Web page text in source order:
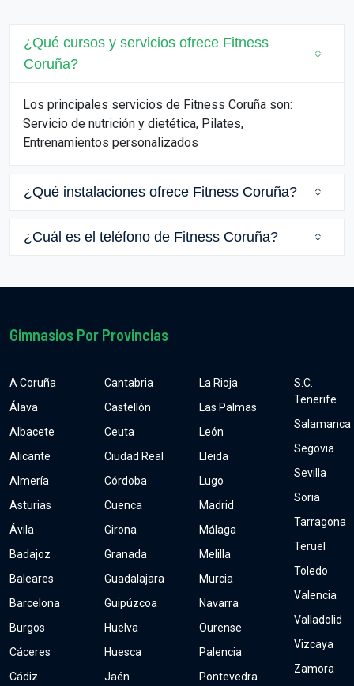
¿Qué cursos y servicios ofrece Fitness
Coruña?
Los principales servicios de Fitness Coruña son:
Servicio de nutrición y dietética, Pilates,
Entrenamientos personalizados
¿Qué instalaciones ofrece Fitness Coruña?
¿Cuál es el teléfono de Fitness Coruña?
Gimnasios Por Provincias
A Coruña
Álava
Albacete
Alicante
Almería
Asturias
Ávila
Badajoz
Baleares
Barcelona
Burgos
Cáceres
Cádiz
Cantabria
Castellón
Ceuta
Ciudad Real
Córdoba
Cuenca
Girona
Granada
Guadalajara
Guipúzcoa
Huelva
Huesca
Jaén
La Rioja
Las Palmas
León
Lleida
Lugo
Madrid
Málaga
Melilla
Murcia
Navarra
Ourense
Palencia
Pontevedra
S.C.
Tenerife
Salamanca
Segovia
Sevilla
Soria
Tarragona
Teruel
Toledo
Valencia
Valladolid
Vizcaya
Zamora